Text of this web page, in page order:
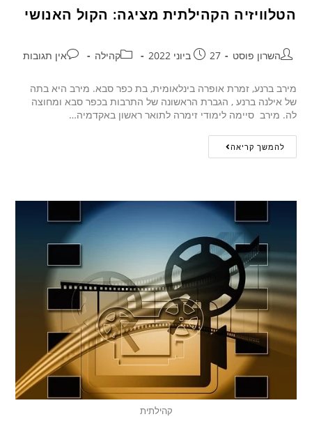
הטלוויזיה הקהילתית מציגה: הקול האנושי
השרון פוסט 27 ביוני 2022 קהילה אין תגובות
מירב ברנע, זמרת אופרה בינלאומית, בת כפר סבא. מירב היא בתה
של אילנה ברנע , הגברת הראשונה של התרבות בכפר סבא ומחוצה
לה. מירב סיימה לימודי זימרה לתואר ראשון באקדמיה…
להמשך קריאה
קהילתית